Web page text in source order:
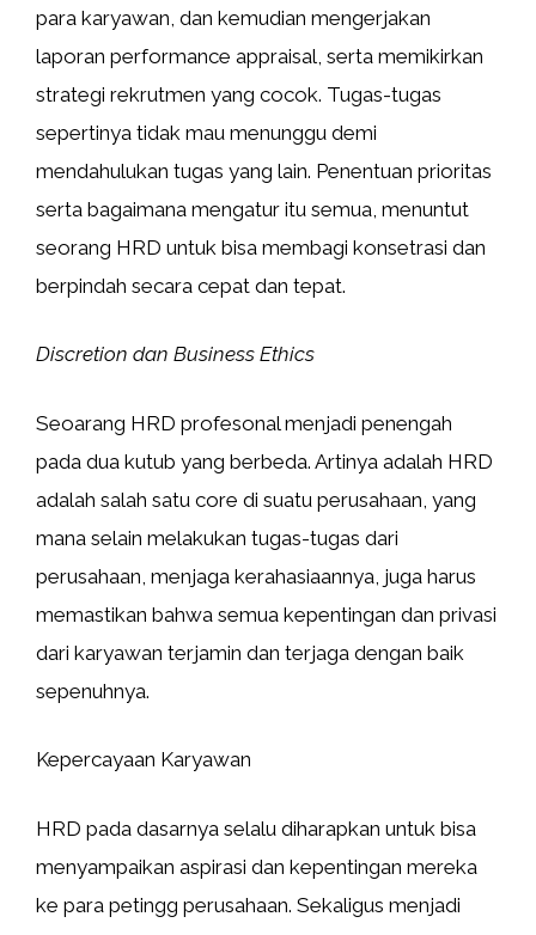
para karyawan, dan kemudian mengerjakan
laporan performance appraisal, serta memikirkan
strategi rekrutmen yang cocok. Tugas-tugas
sepertinya tidak mau menunggu demi
mendahulukan tugas yang lain. Penentuan prioritas
serta bagaimana mengatur itu semua, menuntut
seorang HRD untuk bisa membagi konsetrasi dan
berpindah secara cepat dan tepat.
Discretion dan Business Ethics
Seoarang HRD profesonal menjadi penengah
pada dua kutub yang berbeda. Artinya adalah HRD
adalah salah satu core di suatu perusahaan, yang
mana selain melakukan tugas-tugas dari
perusahaan, menjaga kerahasiaannya, juga harus
memastikan bahwa semua kepentingan dan privasi
dari karyawan terjamin dan terjaga dengan baik
sepenuhnya.
Kepercayaan Karyawan
HRD pada dasarnya selalu diharapkan untuk bisa
menyampaikan aspirasi dan kepentingan mereka
ke para petingg perusahaan. Sekaligus menjadi